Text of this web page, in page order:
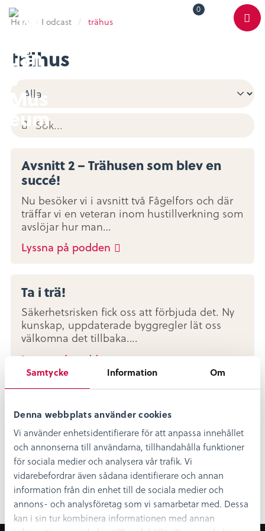
Samtycke Information Om
Denna webbplats använder cookies
Vi använder enhetsidentifierare för att anpassa innehållet
och annonserna till användarna, tillhandahålla funktioner
för sociala medier och analysera vår trafik. Vi
vidarebefordrar även sådana identifierare och annan
information från din enhet till de sociala medier och
annons- och analysföretag som vi samarbetar med. Dessa
kan i sin tur kombinera informationen med annan
Varukorg
0 Toggle
Scheme
Meny
Hem / Podcast / trähus
trähus
Avsnitt 2 – Trähusen som blev en
succé!
Nu besöker vi i avsnitt två Fågelfors och där
träffar vi en veteran inom hustillverkning som
avslöjar hur man…
Lyssna på podden
Ta i trä!
Säkerhetsrisken fick oss att förbjuda det. Ny
kunskap, uppdaterade byggregler lät oss
välkomna det tillbaka….
Lyssna på podden
framtiden
I det tredje och avslutande avsnittet är vi kvar
i Fågelfors nu pratar vi om det som var och
det som är framtiden…
Lyssna på podden